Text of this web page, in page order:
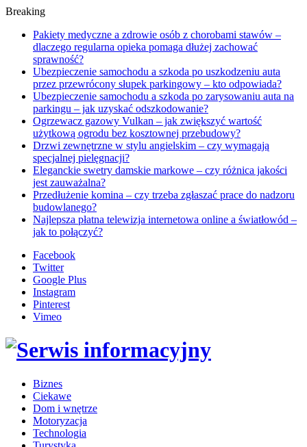
Breaking
Pakiety medyczne a zdrowie osób z chorobami stawów –
dlaczego regularna opieka pomaga dłużej zachować
sprawność?
Ubezpieczenie samochodu a szkoda po uszkodzeniu auta
przez przewrócony słupek parkingowy – kto odpowiada?
Ubezpieczenie samochodu a szkoda po zarysowaniu auta na
parkingu – jak uzyskać odszkodowanie?
Ogrzewacz gazowy Vulkan – jak zwiększyć wartość
użytkową ogrodu bez kosztownej przebudowy?
Drzwi zewnętrzne w stylu angielskim – czy wymagają
specjalnej pielęgnacji?
Eleganckie swetry damskie markowe – czy różnica jakości
jest zauważalna?
Przedłużenie komina – czy trzeba zgłaszać prace do nadzoru
budowlanego?
Najlepsza płatna telewizja internetowa online a światłowód –
jak to połączyć?
Facebook
Twitter
Google Plus
Instagram
Pinterest
Vimeo
Biznes
Ciekawe
Dom i wnętrze
Motoryzacja
Technologia